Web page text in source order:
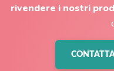
rivendere i nostri